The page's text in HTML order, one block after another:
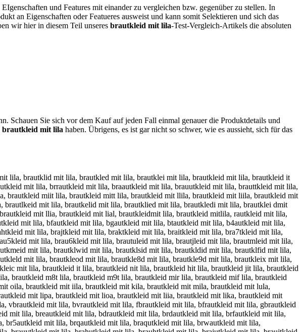
und Features mit einander zu vergleichen bzw. gegenüber zu stellen. In
an Eigenschaften oder Featueres ausweist und kann somit Selektieren und sich das
wir hier in diesem Teil unseres brautkleid mit lila-Test-Vergleich-Artikels die absoluten
Schauen Sie sich vor dem Kauf auf jeden Fall einmal genauer die Produktdetails und
brautkleid mit lila haben. Übrigens, es ist gar nicht so schwer, wie es aussieht, sich für das
lila, brautklid mit lila, brautkled mit lila, brautklei mit lila, brautkleid mit lila, brautkleid it
mit lila, brrautkleid mit lila, braautkleid mit lila, brauutkleid mit lila, brauttkleid mit lila,
miit lila, brautkleid mitt lila, brautkleid mit llila, brautkleid mit liila, brautkleid mit
mit lila, brautkelid mit lila, brautklied mit lila, brautkledi mit lila, brautklei dmit
mit llia, brautkleid mit lial, brautkleidmit lila, brautkleid mitlila, rautkleid mit lila,
mit lila, bfautkleid mit lila, bgautkleid mit lila, btautkleid mit lila, b4autkleid mit lila,
mit lila, brajtkleid mit lila, braktkleid mit lila, braitkleid mit lila, bra7tkleid mit lila,
mit lila, brau6kleid mit lila, brautuleid mit lila, brautjleid mit lila, brautmleid mit lila,
mit lila, brautklwid mit lila, brautklsid mit lila, brautkldid mit lila, brautklfid mit lila,
mit lila, brautkleod mit lila, brautkle8d mit lila, brautkle9d mit lila, brautkleix mit lila,
mit lila, brautkleid it lila, brautkleid nit lila, brautkleid hit lila, brautkleid jit lila, brautkleid
brautkleid m8t lila, brautkleid m9t lila, brautkleid mir lila, brautkleid mif lila, brautkleid
oila, brautkleid mit iila, brautkleid mit kila, brautkleid mit mila, brautkleid mit lula,
mit lipa, brautkleid mit lioa, brautkleid mit liia, brautkleid mit lika, brautkleid mit
mit lila, bvrautkleid mit lila, fbrautkleid mit lila, bfrautkleid mit lila, gbrautkleid
mit lila, breautkleid mit lila, bdrautkleid mit lila, brdautkleid mit lila, brfautkleid mit lila,
mit lila, brqautkleid mit lila, braqutkleid mit lila, brwautkleid mit lila,